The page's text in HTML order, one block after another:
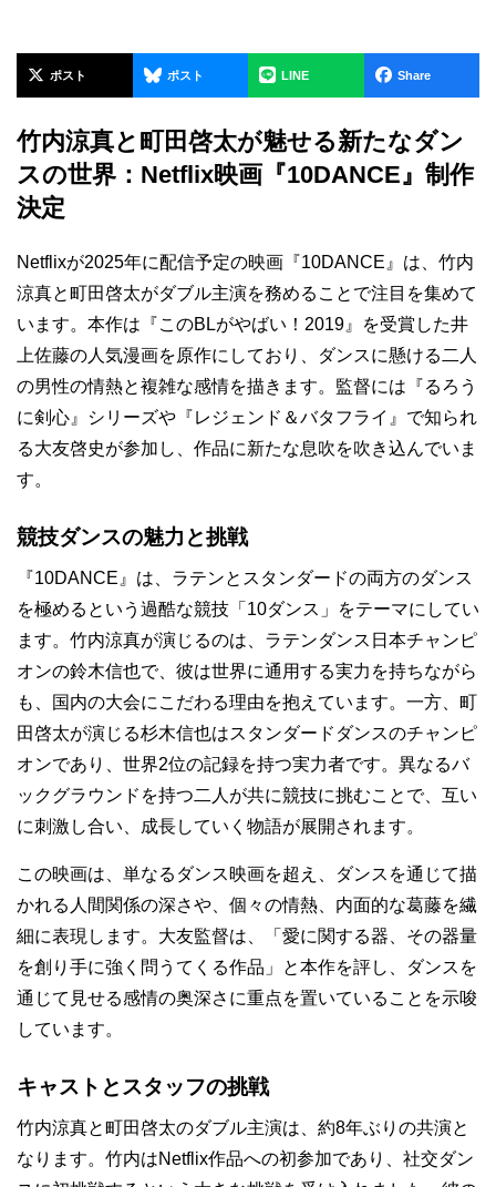
ポスト ポスト LINE Share
竹内涼真と町田啓太が魅せる新たなダン
スの世界：Netflix映画『10DANCE』制作
決定
Netflixが2025年に配信予定の映画『10DANCE』は、竹内
涼真と町田啓太がダブル主演を務めることで注目を集めて
います。本作は『このBLがやばい！2019』を受賞した井
上佐藤の人気漫画を原作にしており、ダンスに懸ける二人
の男性の情熱と複雑な感情を描きます。監督には『るろう
に剣心』シリーズや『レジェンド＆バタフライ』で知られ
る大友啓史が参加し、作品に新たな息吹を吹き込んでいま
す。
競技ダンスの魅力と挑戦
『10DANCE』は、ラテンとスタンダードの両方のダンス
を極めるという過酷な競技「10ダンス」をテーマにしてい
ます。竹内涼真が演じるのは、ラテンダンス日本チャンピ
オンの鈴木信也で、彼は世界に通用する実力を持ちながら
も、国内の大会にこだわる理由を抱えています。一方、町
田啓太が演じる杉木信也はスタンダードダンスのチャンピ
オンであり、世界2位の記録を持つ実力者です。異なるバ
ックグラウンドを持つ二人が共に競技に挑むことで、互い
に刺激し合い、成長していく物語が展開されます。
この映画は、単なるダンス映画を超え、ダンスを通じて描
かれる人間関係の深さや、個々の情熱、内面的な葛藤を繊
細に表現します。大友監督は、「愛に関する器、その器量
を創り手に強く問うてくる作品」と本作を評し、ダンスを
通じて見せる感情の奥深さに重点を置いていることを示唆
しています。
キャストとスタッフの挑戦
竹内涼真と町田啓太のダブル主演は、約8年ぶりの共演と
なります。竹内はNetflix作品への初参加であり、社交ダン